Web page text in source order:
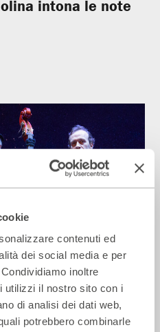
contenuti ed
dei social media e per
inoltre
utilizzi il nostro sito con i
di analisi dei dati web,
potrebbero combinarle
intona le note
gli eroi di
Viviani